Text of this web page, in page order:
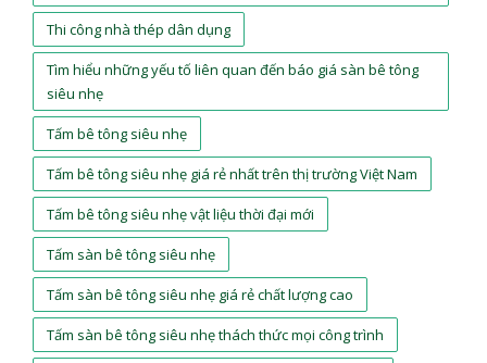
Thi công nhà thép dân dụng
Tìm hiểu những yếu tố liên quan đến báo giá sàn bê tông
siêu nhẹ
Tấm bê tông siêu nhẹ
Tấm bê tông siêu nhẹ giá rẻ nhất trên thị trường Việt Nam
Tấm bê tông siêu nhẹ vật liệu thời đại mới
Tấm sàn bê tông siêu nhẹ
Tấm sàn bê tông siêu nhẹ giá rẻ chất lượng cao
Tấm sàn bê tông siêu nhẹ thách thức mọi công trình